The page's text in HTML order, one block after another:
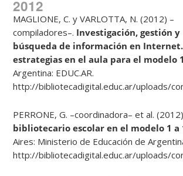
2012
MAGLIONE, C. y VARLOTTA, N. (2012) –
compiladores–. Investigación,gestión y
búsqueda de información en
estrategias en elaula para el modelo
Argentina: EDUC.AR.
http://bibliotecadigital.educ.ar/uploads/
PERRONE, G. –coordinadora– et al.
bibliotecario escolar en el modelo 1 a
Aires: Ministerio de Educación de
http://bibliotecadigital.educ.ar/uploads/